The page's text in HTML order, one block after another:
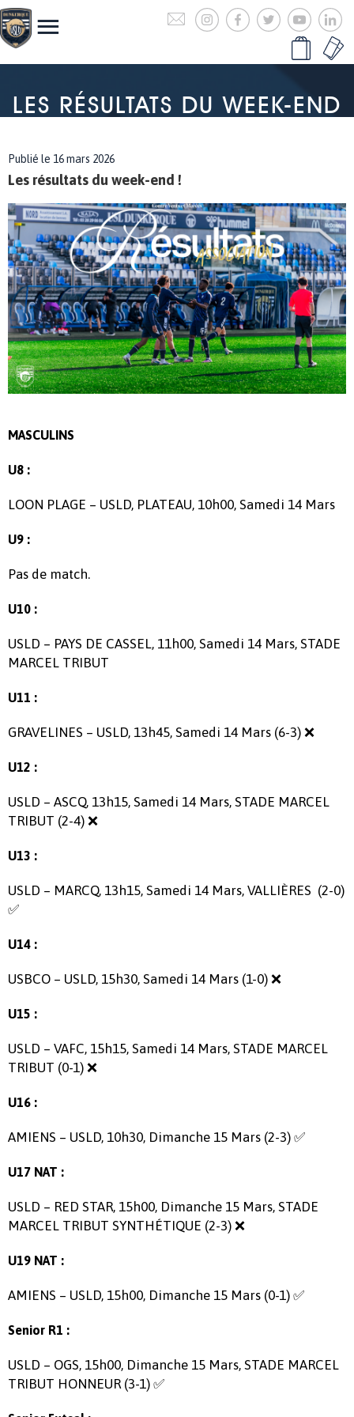
LES RÉSULTATS DU WEEK-END
Publié le 16 mars 2026
Les résultats du week-end !
MASCULINS
U8 :
LOON PLAGE – USLD, PLATEAU, 10h00, Samedi 14 Mars
U9 :
Pas de match.
U10 :
USLD – PAYS DE CASSEL, 11h00, Samedi 14 Mars, STADE
MARCEL TRIBUT
U11 :
GRAVELINES – USLD, 13h45, Samedi 14 Mars (6-3) ❌
U12 :
USLD – ASCQ, 13h15, Samedi 14 Mars, STADE MARCEL
TRIBUT (2-4) ❌
U13 :
USLD – MARCQ, 13h15, Samedi 14 Mars, VALLIÈRES (2-0)
✅
U14 :
USBCO – USLD, 15h30, Samedi 14 Mars (1-0) ❌
U15 :
USLD – VAFC, 15h15, Samedi 14 Mars, STADE MARCEL
TRIBUT (0-1) ❌
U16 :
AMIENS – USLD, 10h30, Dimanche 15 Mars (2-3) ✅
U17 NAT :
USLD – RED STAR, 15h00, Dimanche 15 Mars, STADE
MARCEL TRIBUT SYNTHÉTIQUE (2-3) ❌
U19 NAT :
AMIENS – USLD, 15h00, Dimanche 15 Mars (0-1) ✅
Senior R1 :
USLD – OGS, 15h00, Dimanche 15 Mars, STADE MARCEL
TRIBUT HONNEUR (3-1) ✅